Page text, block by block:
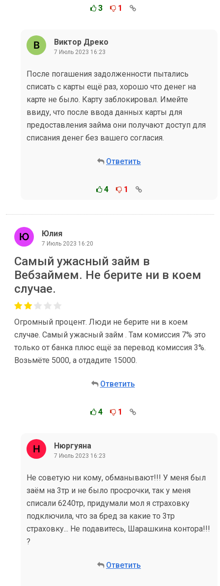
3 1
Виктор Дреко
7 Июль 2023 16:23
После погашения задолженности пытались
списать с карты ещё раз, хорошо что денег на
карте не было. Карту заблокировал. Имейте
ввиду, что после ввода данных карты для
предоставления займа они получают доступ для
списания денег без вашего согласия.
Ответить
4 1
Юлия
7 Июль 2023 16:20
Самый ужасный займ в
Вебзаймем. Не берите ни в коем
случае.
Огромный процент. Люди не берите ни в коем
случае. Самый ужасный займ . Там комиссия 7% это
только от банка плюс ещё за перевод комиссия 3%.
Возьмёте 5000, а отдадите 15000.
Ответить
4 1
Нюргуяна
7 Июль 2023 16:23
Не советую ни кому, обманывают!!! У меня был
заём на 3тр и не было просрочки, так у меня
списали 6240тр, придумали мол я страховку
подключила, что за бред за какие то 3тр
страховку... Не подавитесь, Шарашкина контора!!!
?
Ответить